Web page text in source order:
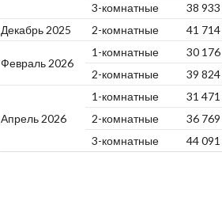
3-комнатные
38 933
Декабрь 2025
2-комнатные 41 714
Февраль 2026
1-комнатные 30 176
2-комнатные
39 824
Апрель 2026
1-комнатные 31 471
2-комнатные
36 769
3-комнатные
44 091